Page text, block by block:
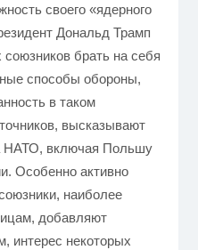
своего «ядерного
Дональд Трамп
союзников брать на себя
способы обороны,
в таком
высказывают
НАТО, включая Польшу
Особенно активно
наиболее
добавляют
интерес некоторых